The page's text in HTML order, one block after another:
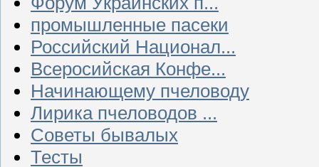
промышленные пасеки
Российский Национал...
Всеросийская Конфе...
Начинающему пчеловоду
Лирика пчеловодов ...
Советы бывалых
Тесты